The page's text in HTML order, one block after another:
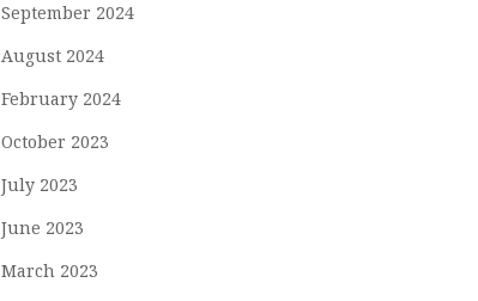
September 2024
August 2024
February 2024
October 2023
July 2023
June 2023
March 2023